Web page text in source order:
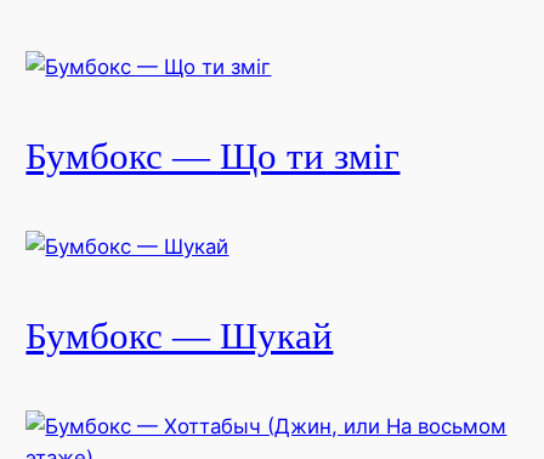
Бумбокс — Що ти змiг
Бумбокс — Шукай